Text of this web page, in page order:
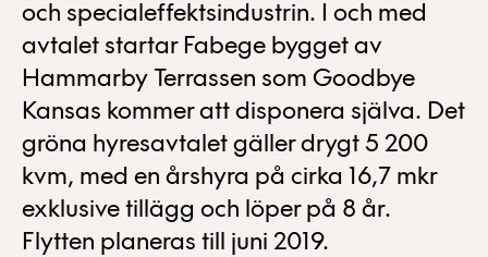
och specialeffektsindustrin. I och med
avtalet startar Fabege bygget av
Hammarby Terrassen som Goodbye
Kansas kommer att disponera själva. Det
gröna hyresavtalet gäller drygt 5 200
kvm, med en årshyra på cirka 16,7 mkr
exklusive tillägg och löper på 8 år.
Flytten planeras till juni 2019.